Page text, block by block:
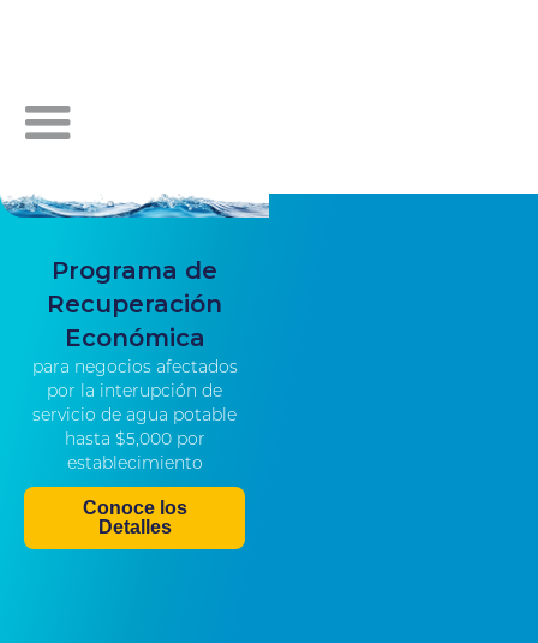
Programa de
Recuperación
Económica
para negocios afectados
por la interupción de
servicio de agua potable
hasta $5,000 por
establecimiento
Conoce los
Detalles